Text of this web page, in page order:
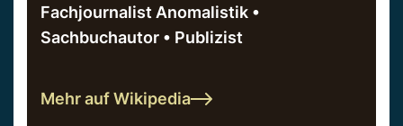
Fachjournalist Anomalistik •
Sachbuchautor • Publizist
Mehr auf Wikipedia